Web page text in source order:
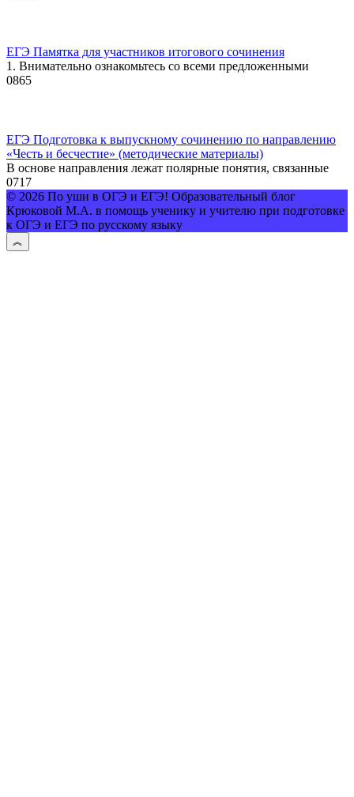
ЕГЭ Памятка для участников итогового сочинения
1. Внимательно ознакомьтесь со всеми предложенными
0865
ЕГЭ Подготовка к выпускному сочинению по направлению
«Честь и бесчестие» (методические материалы)
В основе направления лежат полярные понятия, связанные
0717
© 2026 По уши в ОГЭ и ЕГЭ! Образовательный блог
Крюковой М.А. в помощь ученику и учителю при подготовке
к ОГЭ и ЕГЭ по русскому языку